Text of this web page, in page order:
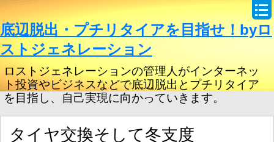
底辺脱出・プチリタイアを目指せ！byロ
ストジェネレーション
ロストジェネレーションの管理人がインターネッ
ト投資やビジネスなどで底辺脱出とプチリタイア
を目指し、自己実現に向かっていきます。
タイヤ交換そして冬支度